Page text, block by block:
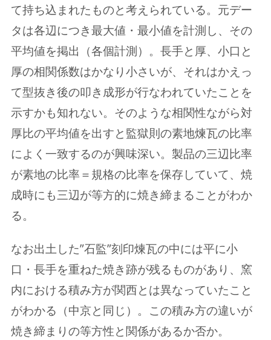
て持ち込まれたものと考えられている。元デー
タは各辺につき最大値・最小値を計測し、その
平均値を掲出（各個計測）。長手と厚、小口と
厚の相関係数はかなり小さいが、それはかえっ
て型抜き後の叩き成形が行なわれていたことを
示すかも知れない。そのような相関性ながら対
厚比の平均値を出すと監獄則の素地煉瓦の比率
によく一致するのが興味深い。製品の三辺比率
が素地の比率＝規格の比率を保存していて、焼
成時にも三辺が等方的に焼き締まることがわか
る。
なお出土した”石監”刻印煉瓦の中には平に小
口・長手を重ねた焼き跡が残るものがあり、窯
内における積み方が関西とは異なっていたこと
がわかる（中京と同じ）。この積み方の違いが
焼き締まりの等方性と関係があるか否か。